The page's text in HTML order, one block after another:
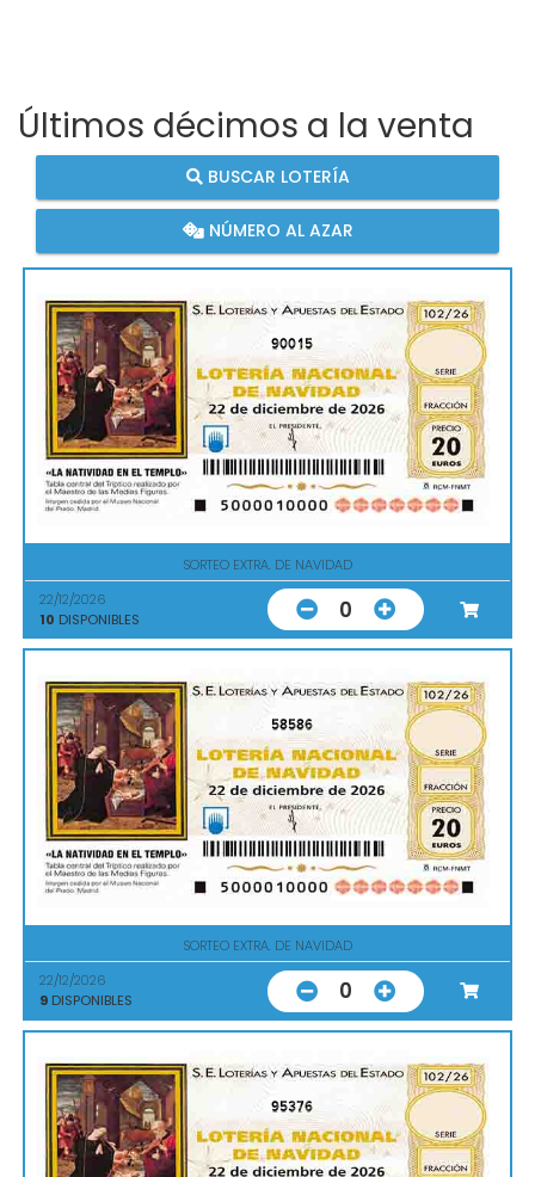
Últimos décimos a la venta
BUSCAR LOTERÍA
NÚMERO AL AZAR
90015
SORTEO EXTRA. DE NAVIDAD
22/12/2026
10 DISPONIBLES 0
58586
SORTEO EXTRA. DE NAVIDAD
22/12/2026
9 DISPONIBLES 0
95376